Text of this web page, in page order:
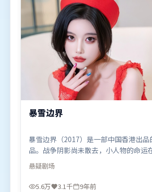
暴雪边界
暴雪边界（2017）是一部中国香港出品
品。战争阴影尚未散去，小人物的命运
被轻轻托起又放下。高潮段落信息密度
与主题回扣同时完成。由宁浩执导，肖
胡歌，张译、阿米尔·汗、杨紫等联袂
悬疑剧场
5.6万 3.1千 9年前